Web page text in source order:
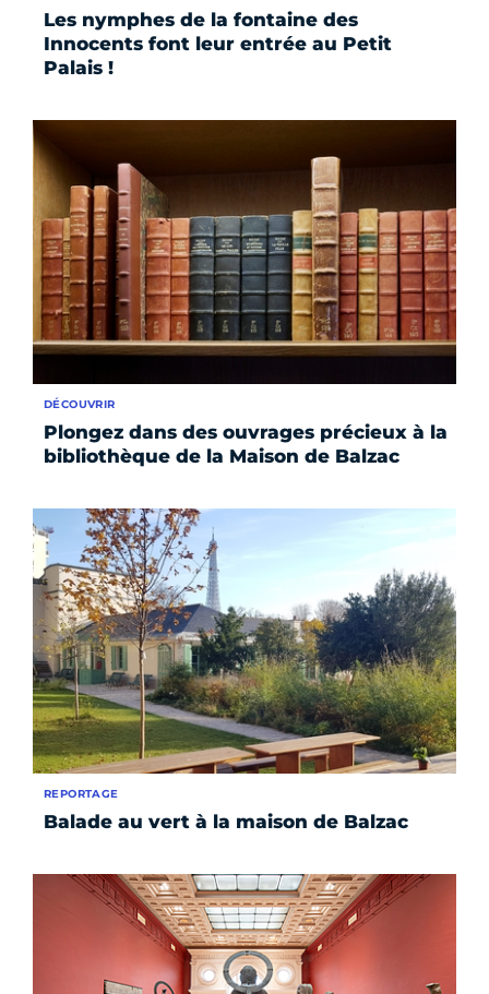
Les nymphes de la fontaine des
Innocents font leur entrée au Petit
Palais !
Plongez dans des ouvrages précieux à la
bibliothèque de la Maison de Balzac
DÉCOUVRIR
Balade au vert à la maison de Balzac
REPORTAGE